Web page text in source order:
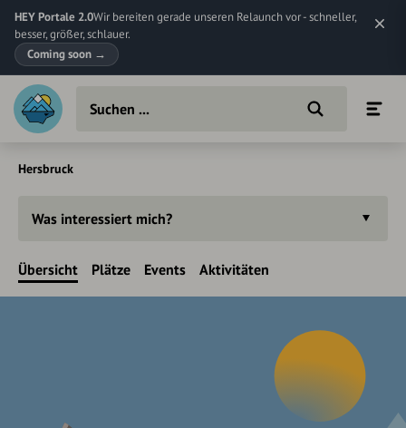
HEY Portale 2.0Wir bereiten gerade unseren Relaunch vor - schneller,
besser, größer, schlauer.
Coming soon →
Hersbruck
Was interessiert mich?
Übersicht Plätze Events Aktivitäten